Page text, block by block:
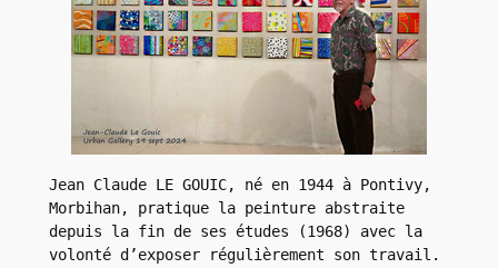
Jean Claude LE GOUIC, né en 1944 à Pontivy,
Morbihan, pratique la peinture abstraite
depuis la fin de ses études (1968) avec la
volonté d’exposer régulièrement son travail.